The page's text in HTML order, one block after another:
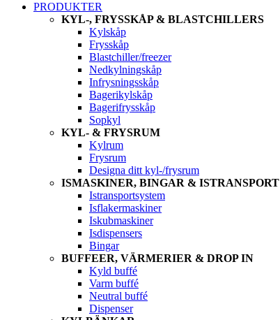
PRODUKTER
KYL-, FRYSSKÅP & BLASTCHILLERS
Kylskåp
Frysskåp
Blastchiller/freezer
Nedkylningskåp
Infrysningsskåp
Bagerikylskåp
Bagerifrysskåp
Sopkyl
KYL- & FRYSRUM
Kylrum
Frysrum
Designa ditt kyl-/frysrum
ISMASKINER, BINGAR & ISTRANSPORT
Istransportsystem
Isflakermaskiner
Iskubmaskiner
Isdispensers
Bingar
BUFFEER, VÄRMERIER & DROP IN
Kyld buffé
Varm buffé
Neutral buffé
Dispenser